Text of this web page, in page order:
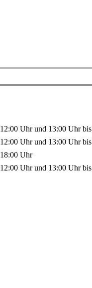
12:00 Uhrund 13:00 Uhrbis
12:00 Uhrund 13:00 Uhrbis
18:00 Uhr
12:00 Uhrund 13:00 Uhrbis